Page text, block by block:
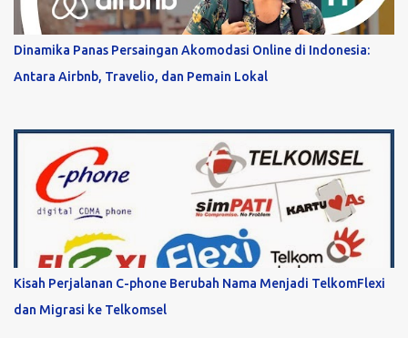
Dinamika Panas Persaingan Akomodasi Online di Indonesia:
Antara Airbnb, Travelio, dan Pemain Lokal
Kisah Perjalanan C-phone Berubah Nama Menjadi TelkomFlexi
dan Migrasi ke Telkomsel